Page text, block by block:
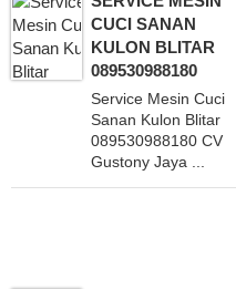
CUCI SANAN
KULON BLITAR
089530988180
Service Mesin Cuci
Sanan Kulon Blitar
089530988180 CV
Gustony Jaya ...